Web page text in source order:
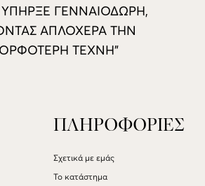
ΥΠΗΡΞΕ ΓΕΝΝΑΙΟΔΩΡΗ,
ΑΠΛΟΧΕΡΑ ΤΗΝ
ΤΕΧΝΗ”
ΠΛΗΡΟΦΟΡΙΕΣ
Σχετικά με εμάς
Το κατάστημα